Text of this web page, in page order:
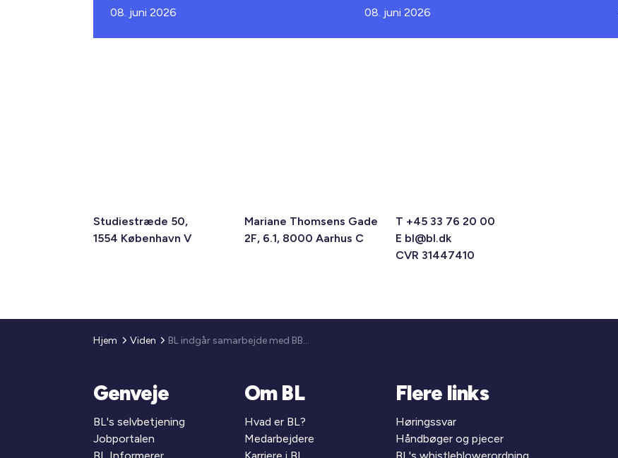
08. juni 2026 08. juni 2026
Studiestræde 50,
1554 København V
Mariane Thomsens Gade
2F, 6.1, 8000 Aarhus C
T +45 33 76 20 00
E bl@bl.dk
CVR 31447410
Hjem Viden BL indgår samarbejde med BBC om kortfilm om den almene boligmodel
Genveje
BL's selvbetjening
Jobportalen
BL Informerer
Om BL
Hvad er BL?
Medarbejdere
Karriere i BL
Flere links
Høringssvar
Håndbøger og pjecer
BL's whistleblowerordning